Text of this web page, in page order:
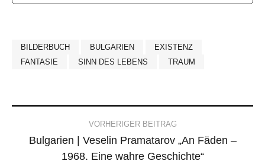
BILDERBUCH BULGARIEN
EXISTENZ
FANTASIE
SINN DES LEBENS TRAUM
navigation
VORHERIGER BEITRAG
Bulgarien | Veselin Pramatarov „An Fäden –
1968. Eine wahre Geschichte“